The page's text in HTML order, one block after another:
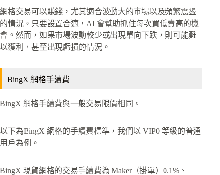
網格交易可以賺錢，尤其適合波動大的市場以及頻繁震盪
的情況。只要設置合適，AI 會幫助抓住每次買低賣高的機
會。然而，如果市場波動較少或出現單向下跌，則可能難
以獲利，甚至出現虧損的情況。
BingX 網格手續費
BingX 網格手續費與一般交易限價相同。
以下為BingX 網格的手續費標準，我們以 VIP0 等級的普通
用戶為例。
BingX 現貨網格的交易手續費為 Maker（掛單）0.1%、